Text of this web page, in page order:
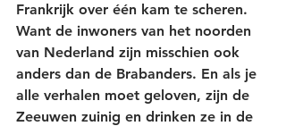
Frankrijk over één kam te scheren.
Want de inwoners van het noorden
van Nederland zijn misschien ook
anders dan de Brabanders. En als je
alle verhalen moet geloven, zijn de
Zeeuwen zuinig en drinken ze in de